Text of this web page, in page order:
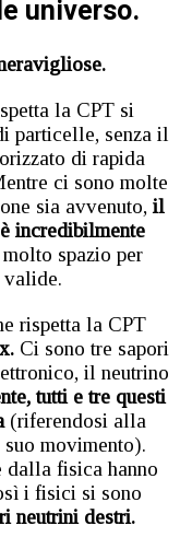
universo.
la CPT si
particelle, senza il
di rapida
ci sono molte
sia avvenuto, il
incredibilmente
spazio per
valide.
rispetta la CPT
Ci sono tre sapori
il neutrino
tutti e tre questi
(riferendosi alla
movimento).
dalla fisica hanno
i fisici si sono
neutrini destri.